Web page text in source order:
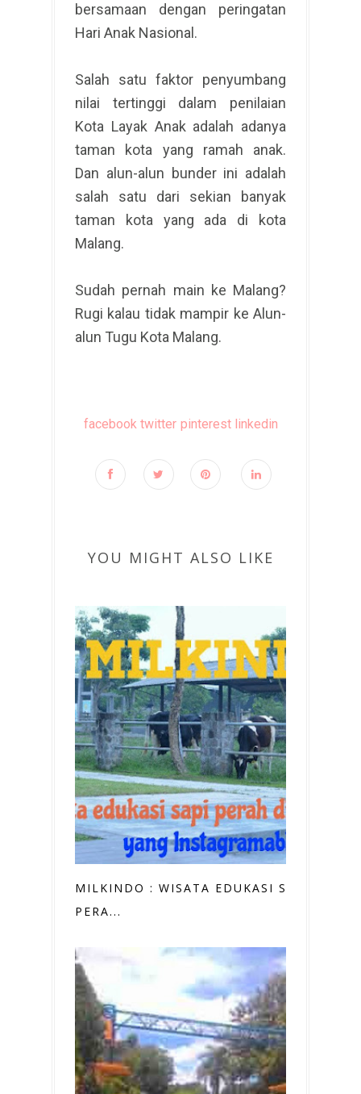
bersamaan dengan peringatan
Hari Anak Nasional.
Salah satu faktor penyumbang
nilai tertinggi dalam penilaian
Kota Layak Anak adalah adanya
taman kota yang ramah anak.
Dan alun-alun bunder ini adalah
salah satu dari sekian banyak
taman kota yang ada di kota
Malang.
Sudah pernah main ke Malang?
Rugi kalau tidak mampir ke Alun-
alun Tugu Kota Malang.
facebook twitter pinterest linkedin
YOU MIGHT ALSO LIKE
MILKINDO : WISATA EDUKASI SAPI
PERA...